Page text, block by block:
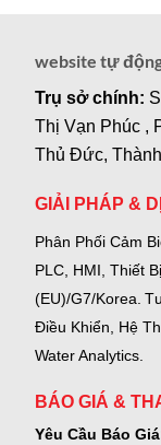
website tự
Trụ sở chính:
Thị Vạn Phúc ,
Thủ Đức,
GIẢI PHÁP &
Phân Phối Cảm
PLC, HMI, Thiết
(EU)/G7/Korea.
Điều Khiển, Hệ
Water Analytics.
BÁO GIÁ &
Yêu Cầu Báo